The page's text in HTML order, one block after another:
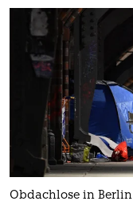
Obdachlose in Berlin